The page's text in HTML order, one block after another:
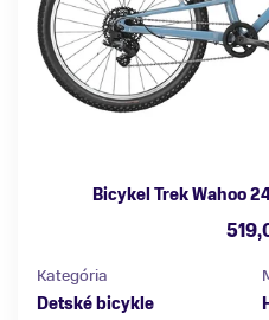
Bicykel Trek Wahoo
Kategória
Detské bicykle